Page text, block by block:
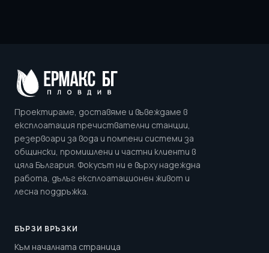
Проектираме, доставяме и въвеждаме в
експлоатация пречиствателни станции,
резервоари за вода и помпени системи за
общински, промишлени и частни клиенти в
цяла България. Фокусът ни е върху надеждна
работа, дълъг експлоатационен живот и
лесна поддръжка.
БЪРЗИ ВРЪЗКИ
Към началната страница